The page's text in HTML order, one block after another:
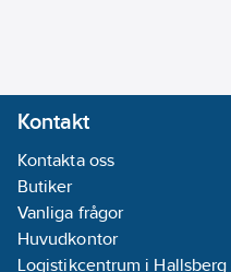
Kontakt
Kontakta oss
Butiker
Vanliga frågor
Huvudkontor
Logistikcentrum i